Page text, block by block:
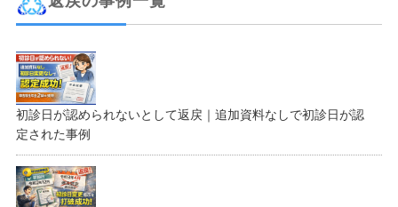
初診日が認められないとして返戻｜追加資料なしで初診日が認
定された事例